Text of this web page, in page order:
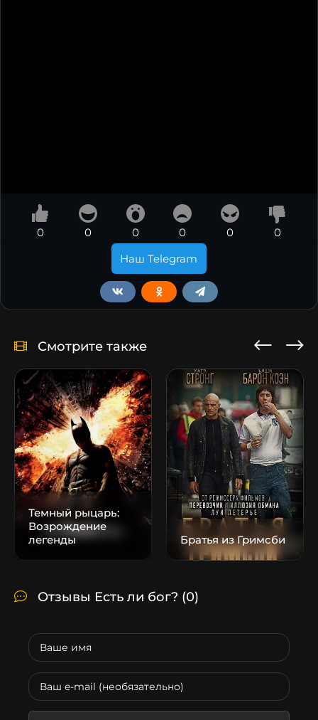
0 0 0 0 0
0
Наш Telegram
Смотрите также
Темный рыцарь:
Возрождение
легенды
Братья из Гримсби
Отзывы Есть ли бог? (0)